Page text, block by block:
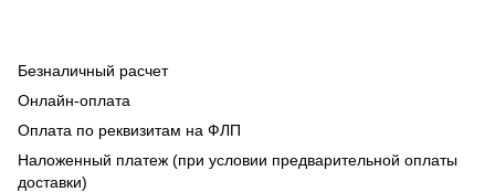
Безналичный расчет
Онлайн-оплата
Оплата по реквизитам на ФЛП
Наложенный платеж (при условии предварительной оплаты
доставки)